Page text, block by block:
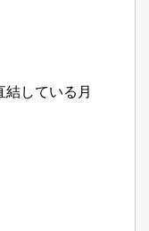
している月